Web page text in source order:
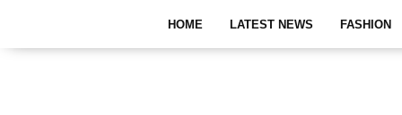
HOME LATEST NEWS FASHION